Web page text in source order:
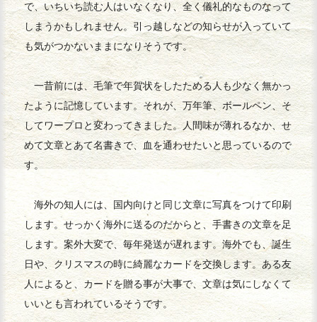
で、いちいち読む人はいなくなり、全く儀礼的なものなって
しまうかもしれません。引っ越しなどの知らせが入っていて
も気がつかないままになりそうです。
一昔前には、毛筆で年賀状をしたためる人も少なく無かっ
たように記憶しています。それが、万年筆、ボールペン、そ
してワープロと変わってきました。人間味が薄れるなか、せ
めて文章とあて名書きで、血を通わせたいと思っているので
す。
海外の知人には、国内向けと同じ文章に写真をつけて印刷
します。せっかく海外に送るのだからと、手書きの文章を足
します。案外大変で、毎年発送が遅れます。海外でも、誕生
日や、クリスマスの時に綺麗なカードを交換します。ある友
人によると、カードを贈る事が大事で、文章は気にしなくて
いいとも言われているそうです。